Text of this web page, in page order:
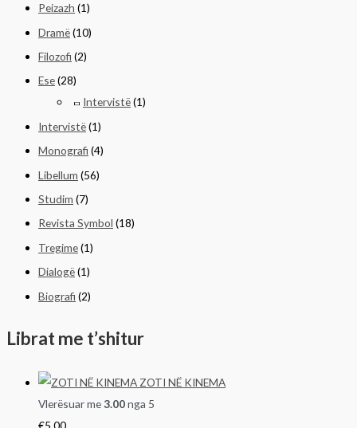
Peizazh (1)
Dramë(10)
Filozofi (2)
Ese(28)
Intervistë(1)
Intervistë(1)
Monografi (4)
Libellum (56)
Studim (7)
Revista Symbol (18)
Tregime(1)
Dialogë(1)
Biografi (2)
Librat me t’shitur
ZOTI NË KINEMA
Vlerësuar me3.00nga 5
€5.00